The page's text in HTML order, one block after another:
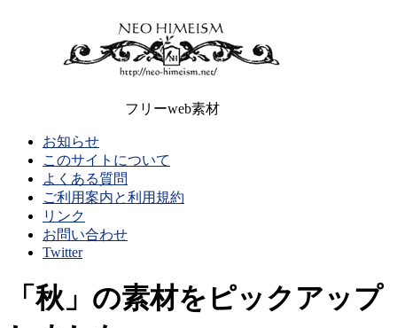
フリーweb素材
お知らせ
このサイトについて
よくある質問
ご利用案内と利用規約
リンク
お問い合わせ
Twitter
「秋」の素材をピックアップ